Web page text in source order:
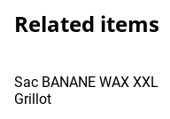
Related items
Sac BANANE WAX XXL
Grillot